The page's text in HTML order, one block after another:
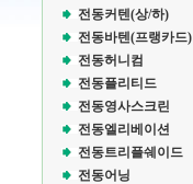
전동커텐(상/하)
전동바텐(프랭카드)
전동허니컴
전동플리티드
전동영사스크린
전동엘리베이션
전동트리플쉐이드
전동어닝